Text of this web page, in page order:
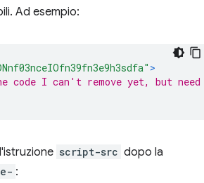
Ad esempio:
>
code I can't remove yet, but
script-src dopo la
: